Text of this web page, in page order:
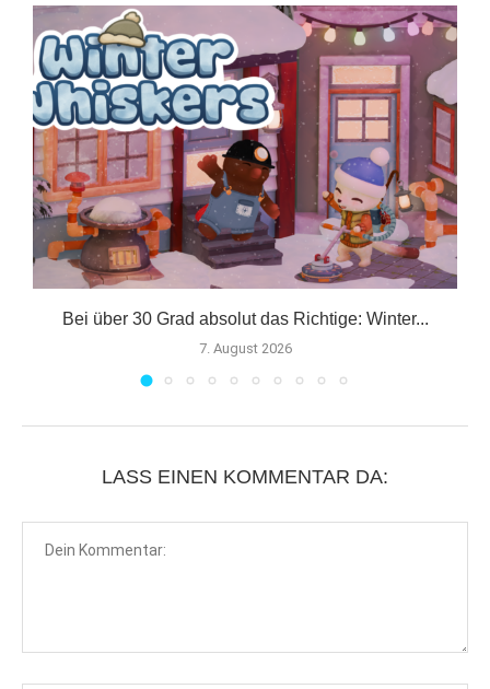
Bei über 30 Grad absolut das Richtige: Winter...
7. August 2026
LASS EINEN KOMMENTAR DA: